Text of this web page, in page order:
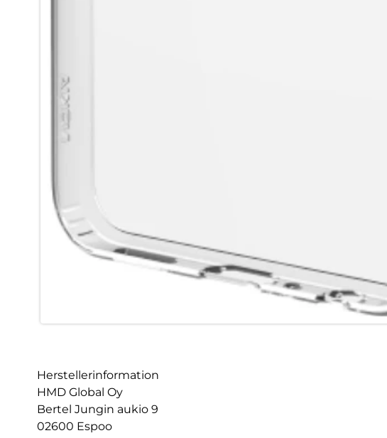
Herstellerinformation
HMD Global Oy
Bertel Jungin aukio 9
02600 Espoo